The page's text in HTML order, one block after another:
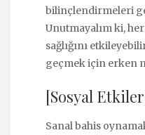
bilinçlendirmeleri
Unutmayalım ki,
sağlığını
geçmek için erken
[Sosyal
Sanal bahis